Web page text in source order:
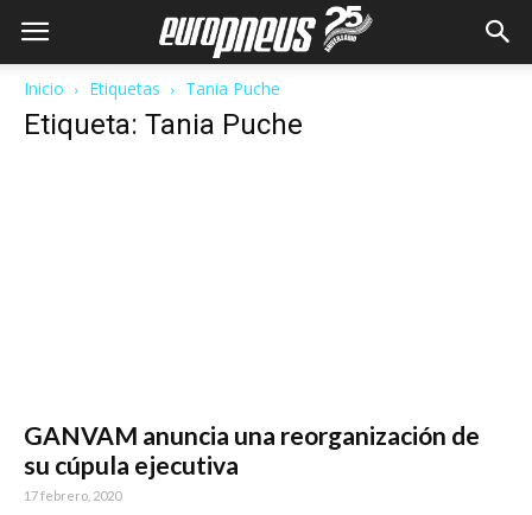
Inicio Etiquetas Tania Puche
Etiqueta: Tania Puche
GANVAM anuncia una reorganización de
su cúpula ejecutiva
17 febrero, 2020